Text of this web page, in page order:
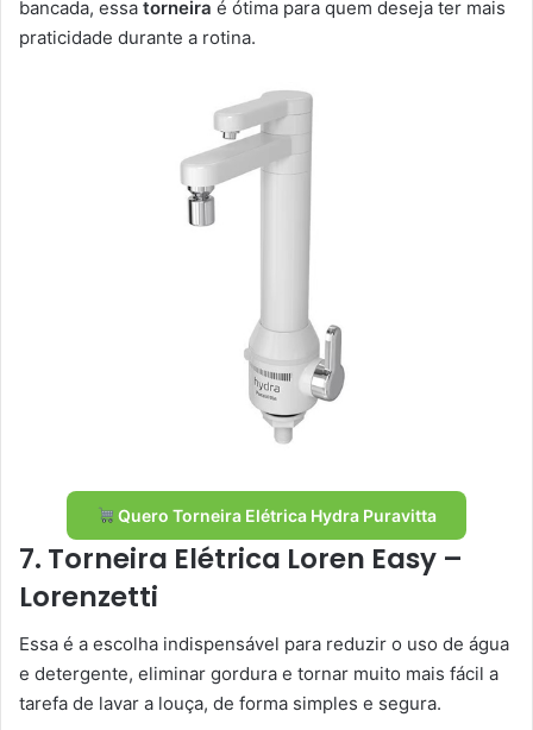
bancada, essa torneira é ótima para quem deseja ter mais
praticidade durante a rotina.
Quero Torneira Elétrica Hydra Puravitta
7. Torneira Elétrica Loren Easy –
Lorenzetti
Essa é a escolha indispensável para reduzir o uso de água
e detergente, eliminar gordura e tornar muito mais fácil a
tarefa de lavar a louça, de forma simples e segura.